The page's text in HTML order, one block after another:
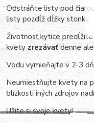
Odstráňte listy pod
listy pozdĺž dĺžky stonky.
Životnosť kytice
kvety zrezávaťdenne
Vodu vymieňajte v 2-3
Neumiestňujte kvety na
blízkosti iných zdrojov
Užite si svoje kvety!